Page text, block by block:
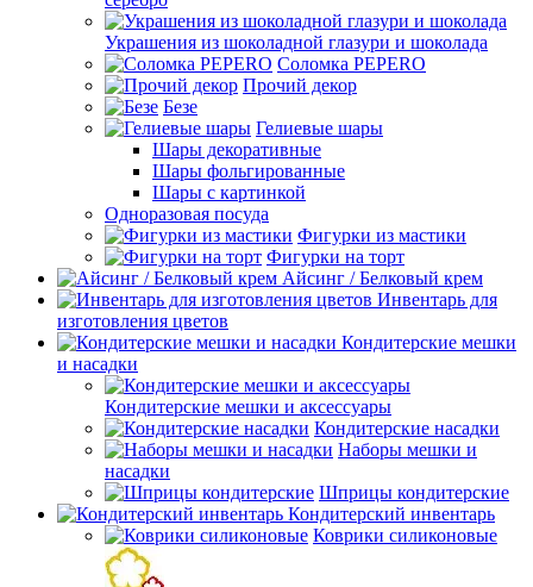
Украшения из шоколадной глазури и шоколада
Соломка PEPERO
Прочий декор
Безе
Гелиевые шары
Шары декоративные
Шары фольгированные
Шары с картинкой
Одноразовая посуда
Фигурки из мастики
Фигурки на торт
Айсинг / Белковый крем
Инвентарь для
изготовления цветов
Кондитерские мешки
и насадки
Кондитерские мешки и аксессуары
Кондитерские насадки
Наборы мешки и
насадки
Шприцы кондитерские
Кондитерский инвентарь
Коврики силиконовые